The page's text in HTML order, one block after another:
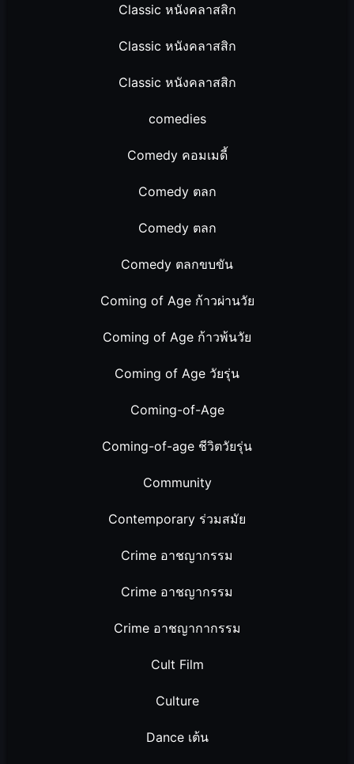
Classic หนังคลาสสิก
Classic หนังคลาสสิก
Classic หนังคลาสสิก
comedies
Comedy คอมเมดี้
Comedy ตลก
Comedy ตลก
Comedy ตลกขบขัน
Coming of Age ก้าวผ่านวัย
Coming of Age ก้าวพ้นวัย
Coming of Age วัยรุ่น
Coming-of-Age
Coming-of-age ชีวิตวัยรุ่น
Community
Contemporary ร่วมสมัย
Crime อาชญากรรม
Crime อาชญากรรม
Crime อาชญากากรรม
Cult Film
Culture
Dance เต้น